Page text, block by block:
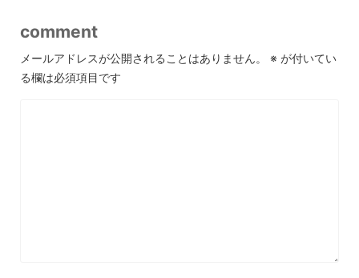
comment
メールアドレスが公開されることはありません。 ※ が付いてい
る欄は必須項目です